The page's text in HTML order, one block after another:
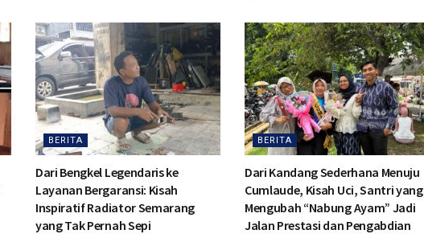
BERITA
Dari Bengkel Legendaris ke
Layanan Bergaransi: Kisah
Inspiratif Radiator Semarang
yang Tak Pernah Sepi
BERITA
Dari Kandang Sederhana Menuju
Cumlaude, Kisah Uci, Santri yang
Mengubah “Nabung Ayam” Jadi
Jalan Prestasi dan Pengabdian